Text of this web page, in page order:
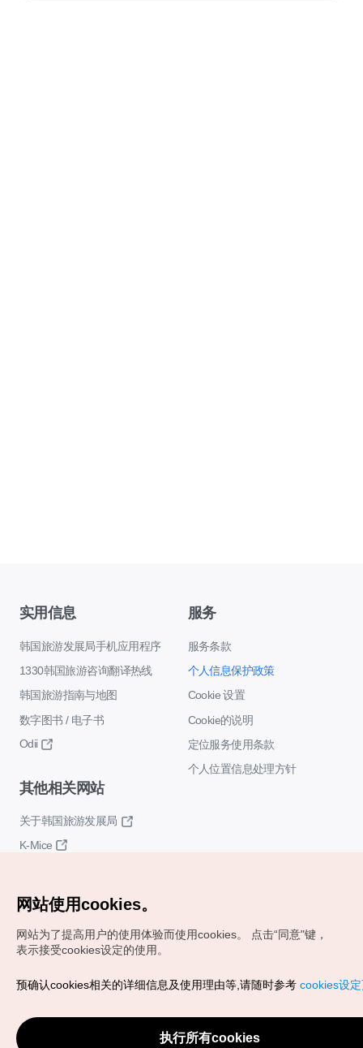
实用信息
韩国旅游发展局手机应用程序
1330韩国旅游咨询翻译热线
韩国旅游指南与地图
数字图书 / 电子书
Odii
服务
服务条款
个人信息保护政策
Cookie 设置
Cookie的说明
定位服务使用条款
个人位置信息处理方针
其他相关网站
关于韩国旅游发展局
K-Mice
Copyrights (c) 韩国旅游发展局版权所有
VISITKOREA官方邮箱
chnsim@knto.or.kr
网站使用cookies。
网站为了提高用户的使用体验而使用cookies。
点击“同意"键，
表示接受cookies设定的使用。
预确认cookies相关的详细信息及使用理由等,请随时参考 cookies设
执行所有cookies